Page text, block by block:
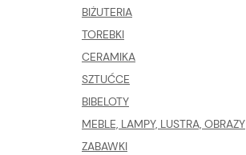
BIŻUTERIA
TOREBKI
CERAMIKA
SZTUĆCE
BIBELOTY
MEBLE, LAMPY, LUSTRA, OBRAZY
ZABAWKI